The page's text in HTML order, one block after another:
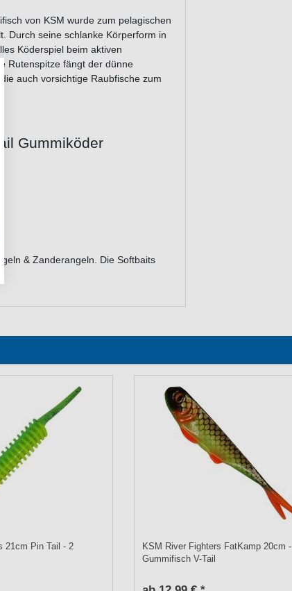
von KSM wurde zum pelagischen
Durch seine schlanke Körperform in
Köderspiel beim aktiven
Rutenspitze fängt der dünne
auch vorsichtige Raubfische zum
Gummiköder
& Zanderangeln. Die Softbaits
21cm Pin Tail - 2
KSM River Fighters FatKamp 20cm -
Gummifisch V-Tail